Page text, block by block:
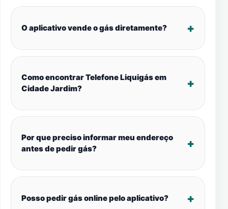
O aplicativo vende o gás diretamente?
Como encontrar Telefone Liquigás em
Cidade Jardim?
Por que preciso informar meu endereço
antes de pedir gás?
Posso pedir gás online pelo aplicativo?